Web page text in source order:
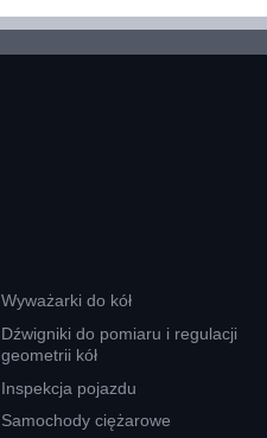
Wyważarki do kół
Dźwigniki do pomiaru i regulacji
geometrii kół
Inspekcja pojazdu
Samochody ciężarowe